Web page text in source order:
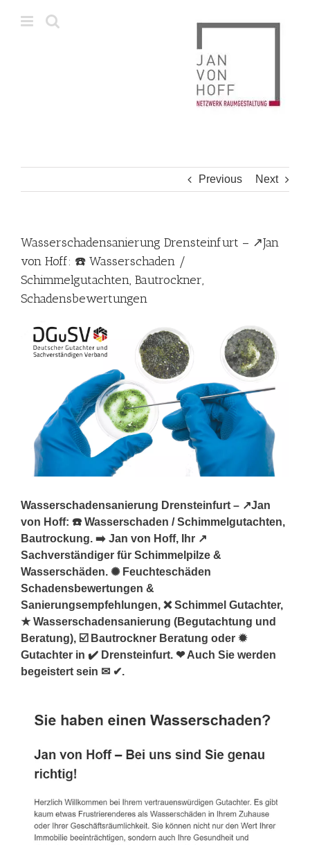
Previous Next
Wasserschadensanierung Drensteinfurt – ↗️Jan
von Hoff: ☎️ Wasserschaden /
Schimmelgutachten, Bautrockner,
Schadensbewertungen
Wasserschadensanierung Drensteinfurt – ↗️Jan
von Hoff: ☎️ Wasserschaden / Schimmelgutachten,
Bautrockung. ➡️ Jan von Hoff, Ihr ↗️
Sachverständiger für Schimmelpilze &
Wasserschäden. ✺ Feuchteschäden
Schadensbewertungen &
Sanierungsempfehlungen, ❌ Schimmel Gutachter,
★ Wasserschadensanierung (Begutachtung und
Beratung), ☑️ Bautrockner Beratung oder ✹
Gutachter in ✔️ Drensteinfurt. ❤ Auch Sie werden
begeistert sein ✉ ✔.